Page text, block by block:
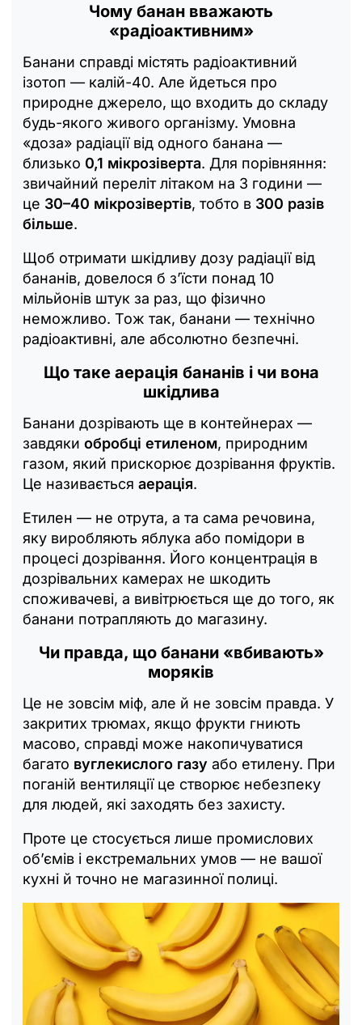
Чому банан вважають
«радіоактивним»
Банани справді містять радіоактивний
ізотоп — калій-40. Але йдеться про
природне джерело, що входить до складу
будь-якого живого організму. Умовна
«доза» радіації від одного банана —
близько 0,1 мікрозіверта. Для порівняння:
звичайний переліт літаком на 3 години —
це 30–40 мікрозівертів, тобто в 300 разів
більше.
Щоб отримати шкідливу дозу радіації від
бананів, довелося б з’їсти понад 10
мільйонів штук за раз, що фізично
неможливо. Тож так, банани — технічно
радіоактивні, але абсолютно безпечні.
Що таке аерація бананів і чи вона
шкідлива
Банани дозрівають ще в контейнерах —
завдяки обробці етиленом, природним
газом, який прискорює дозрівання фруктів.
Це називається аерація.
Етилен — не отрута, а та сама речовина,
яку виробляють яблука або помідори в
процесі дозрівання. Його концентрація в
дозрівальних камерах не шкодить
споживачеві, а вивітрюється ще до того, як
банани потрапляють до магазину.
Чи правда, що банани «вбивають»
моряків
Це не зовсім міф, але й не зовсім правда. У
закритих трюмах, якщо фрукти гниють
масово, справді може накопичуватися
багато вуглекислого газу або етилену. При
поганій вентиляції це створює небезпеку
для людей, які заходять без захисту.
Проте це стосується лише промислових
об’ємів і екстремальних умов — не вашої
кухні й точно не магазинної полиці.